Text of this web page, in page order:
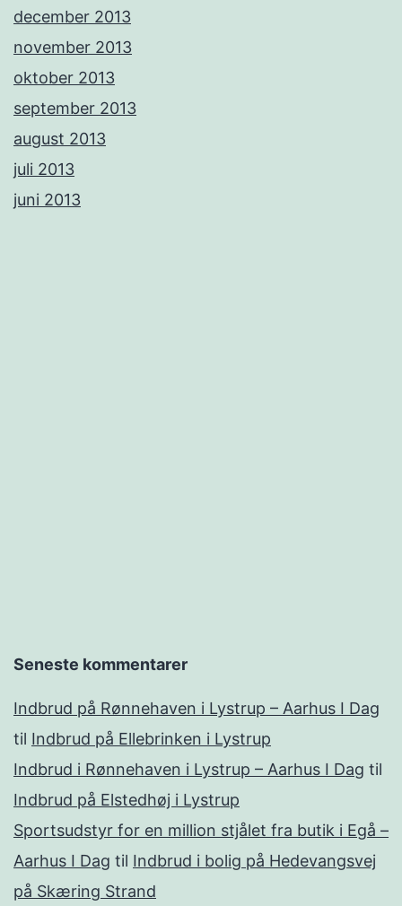
december 2013
november 2013
oktober 2013
september 2013
august 2013
juli 2013
juni 2013
Seneste kommentarer
Indbrud på Rønnehaven i Lystrup – Aarhus I Dag
til Indbrud på Ellebrinken i Lystrup
Indbrud i Rønnehaven i Lystrup – Aarhus I Dag til
Indbrud på Elstedhøj i Lystrup
Sportsudstyr for en million stjålet fra butik i Egå –
Aarhus I Dag til Indbrud i bolig på Hedevangsvej
på Skæring Strand